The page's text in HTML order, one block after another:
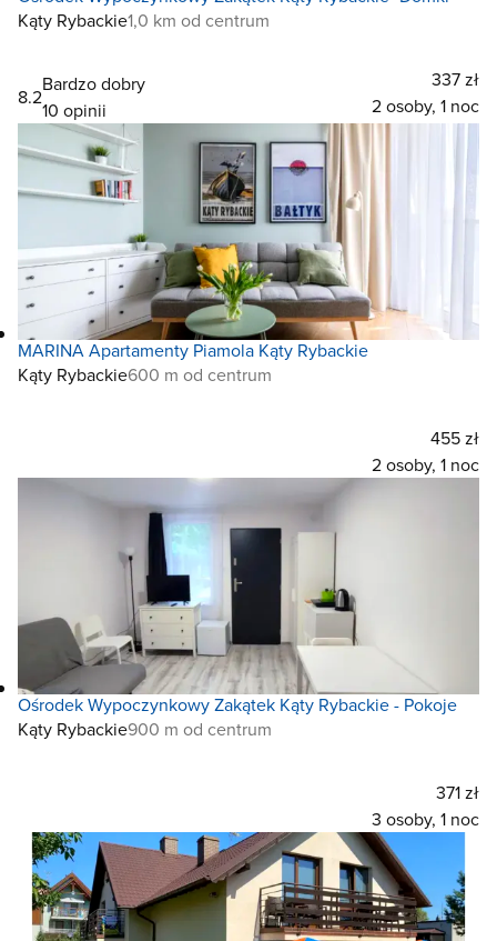
Kąty Rybackie1,0 km od centrum
8.2
Bardzo dobry
10 opinii
337 zł
2 osoby, 1 noc
MARINA Apartamenty Piamola Kąty Rybackie
Kąty Rybackie600 m od centrum
455 zł
2 osoby, 1 noc
Ośrodek Wypoczynkowy Zakątek Kąty Rybackie - Pokoje
Kąty Rybackie900 m od centrum
371 zł
3 osoby, 1 noc